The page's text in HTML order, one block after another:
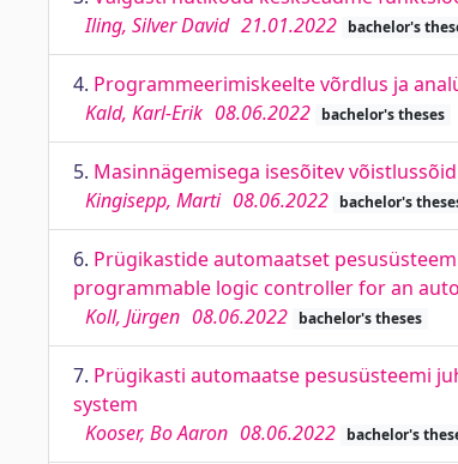
Iling, Silver David 21.01.2022 bachelor's
4. Programmeerimiskeelte võrdlus ja
Kald, Karl-Erik 08.06.2022 bachelor's theses
5. Masinnägemisega isesõitev
Kingisepp, Marti 08.06.2022 bachelor's
6. Prügikastide automaatset
programmable logic controller for an
Koll, Jürgen 08.06.2022 bachelor's theses
7. Prügikasti automaatse pesusüsteemi
system
Kooser, Bo Aaron 08.06.2022 bachelor's